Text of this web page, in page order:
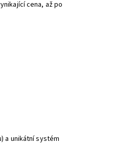
cena, až po
a unikátní systém